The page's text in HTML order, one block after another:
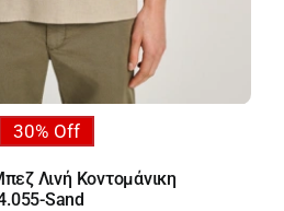
30% Off
Λινή Κοντομάνικη
Sand